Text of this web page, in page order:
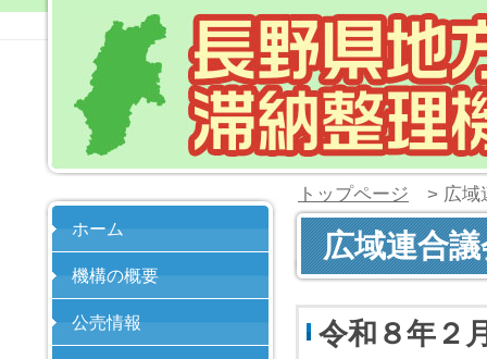
トップページ > 広域
広域連合
令和８年２
ホーム
機構の概要
公売情報